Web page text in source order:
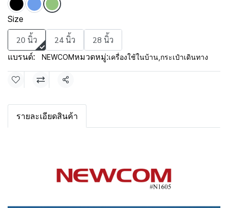
Size
20 นิ้ว 24 นิ้ว 28 นิ้ว
แบรนด์: NEWCOMหมวดหมู่:เครื่องใช้ในบ้าน กระเป๋าเดินทาง
แชร์
รายละเอียดสินค้า